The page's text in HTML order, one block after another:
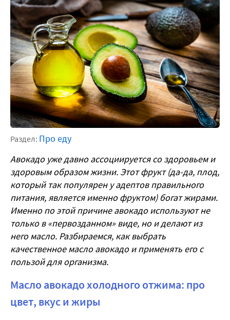
Раздел: Про еду
Авокадо уже давно ассоциируется со здоровьем и
здоровым образом жизни. Этот фрукт (да-да, плод,
который так популярен у адептов правильного
питания, является именно фруктом) богат жирами.
Именно по этой причине авокадо используют не
только в «первозданном» виде, но и делают из
него масло. Разбираемся, как выбрать
качественное масло авокадо и применять его с
пользой для организма.
Масло авокадо холодного отжима: про
цвет, вкус и жиры